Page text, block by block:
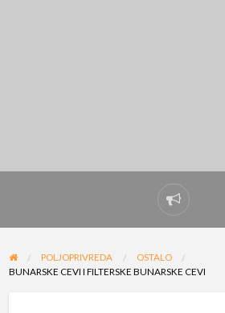
Prijavi
problem
POLJOPRIVREDA
OSTALO
BUNARSKE CEVI I FILTERSKE BUNARSKE CEVI